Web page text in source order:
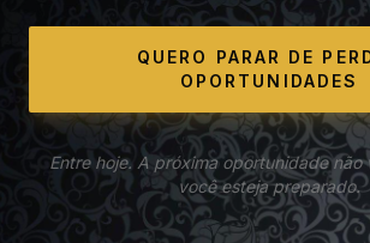
QUERO PARAR DE
OPORTUNIDADES
Entre hoje. A próxima oportunidade não
você esteja preparado.